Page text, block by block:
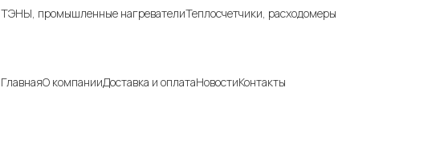
ТЭНЫ, промышленные нагревателиТеплосчетчики, расходомеры
ГлавнаяО компанииДоставка и оплатаНовостиКонтакты